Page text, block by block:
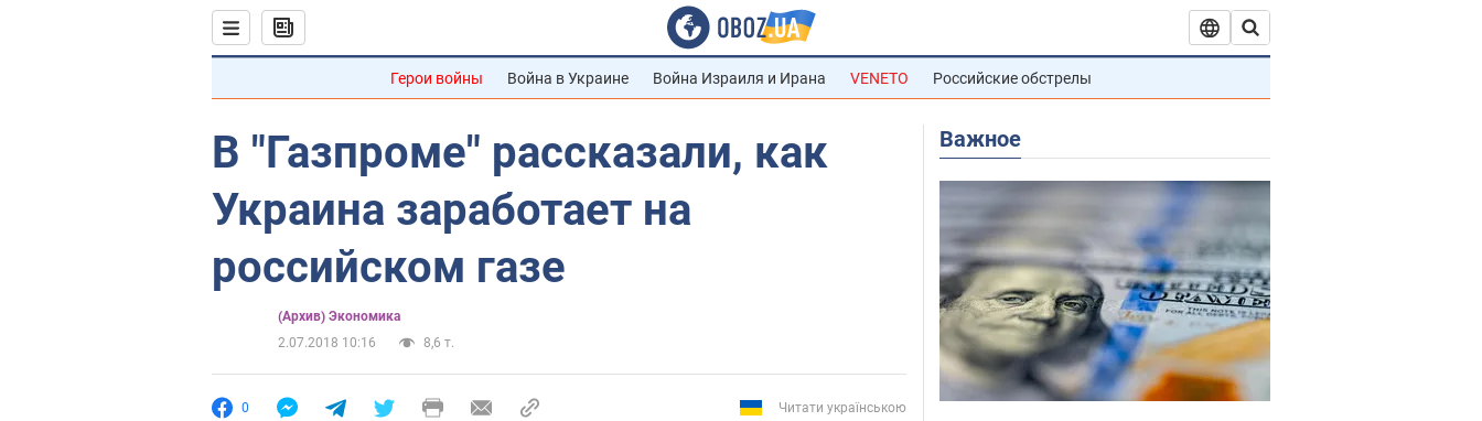
Герои войны Война в Украине Война Израиля и Ирана VENETO Российские обстрелы
В "Газпроме" рассказали, как
Украина заработает на
российском газе
(Архив) Экономика
2.07.2018 10:16
8,6 т.
0 Читати українською
Важное